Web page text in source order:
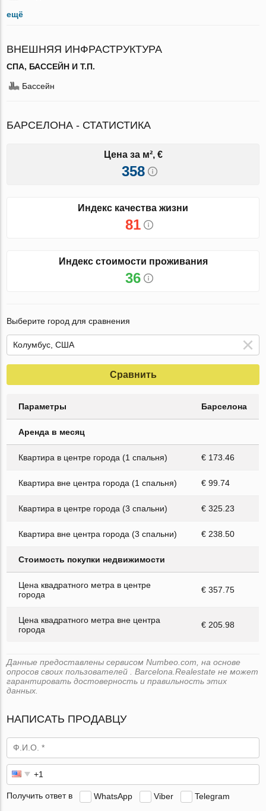
ещё
ВНЕШНЯЯ ИНФРАСТРУКТУРА
СПА, БАССЕЙН И Т.П.
Бассейн
БАРСЕЛОНА - СТАТИСТИКА
Цена за м², €
358
Индекс качества жизни
81
Индекс стоимости проживания
36
Выберите город для сравнения
Сравнить
Параметры Барселона
Аренда в месяц
Квартира в центре города (1 спальня) € 173.46
Квартира вне центра города (1 спальня) € 99.74
Квартира в центре города (3 спальни) € 325.23
Квартира вне центра города (3 спальни) € 238.50
Стоимость покупки недвижимости
Цена квадратного метра в центре
города
€ 357.75
Цена квадратного метра вне центра
города
€ 205.98
Данные предоставлены сервисом Numbeo.com, на основе
опросов своих пользователей . Barcelona.Realestate не может
гарантировать достоверность и правильность этих
данных.
НАПИСАТЬ ПРОДАВЦУ
Получить ответ в WhatsApp Viber Telegram